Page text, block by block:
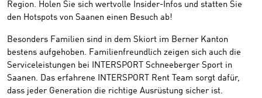
Region. Holen Sie sich wertvolle Insider-Infos und statten Sie
den Hotspots von Saanen einen Besuch ab!
Besonders Familien sind in dem Skiort im Berner Kanton
bestens aufgehoben. Familienfreundlich zeigen sich auch die
Serviceleistungen bei INTERSPORT Schneeberger Sport in
Saanen. Das erfahrene INTERSPORT Rent Team sorgt dafür,
dass jeder Generation die richtige Ausrüstung sicher ist.